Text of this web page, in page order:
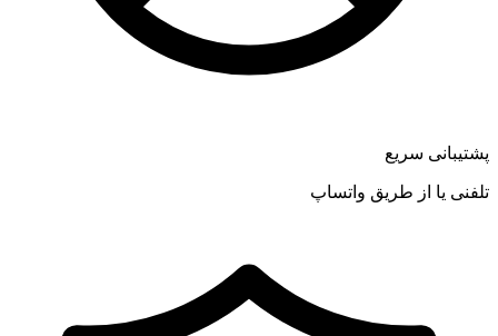
پشتیبانی سریع
تلفنی یا از طریق واتساپ